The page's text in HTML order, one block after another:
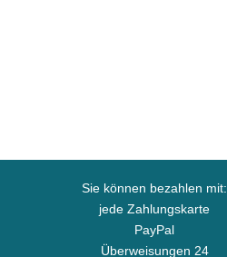
Sie können bezahlen mit:
jede Zahlungskarte
PayPal
Überweisungen 24